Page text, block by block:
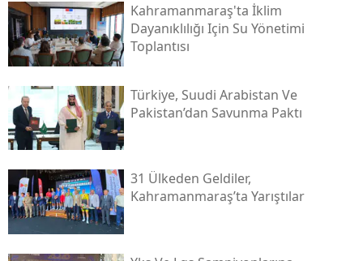
Kahramanmaraş'ta İklim
Dayanıklılığı Için Su Yönetimi
Toplantısı
Türkiye, Suudi Arabistan Ve
Pakistan’dan Savunma Paktı
31 Ülkeden Geldiler,
Kahramanmaraş’ta Yarıştılar